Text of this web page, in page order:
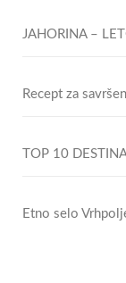
JAHORINA –
Recept za
TOP 10
Etno selo